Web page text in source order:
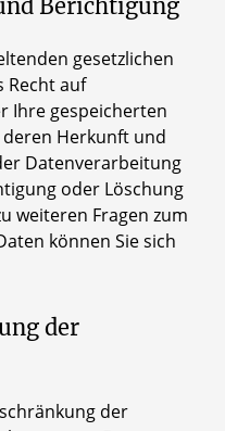
Berichtigung
gesetzlichen
Recht auf
Ihre gespeicherten
Herkunft und
Datenverarbeitung
oder Löschung
weiteren Fragen zum
können Sie sich
der
der